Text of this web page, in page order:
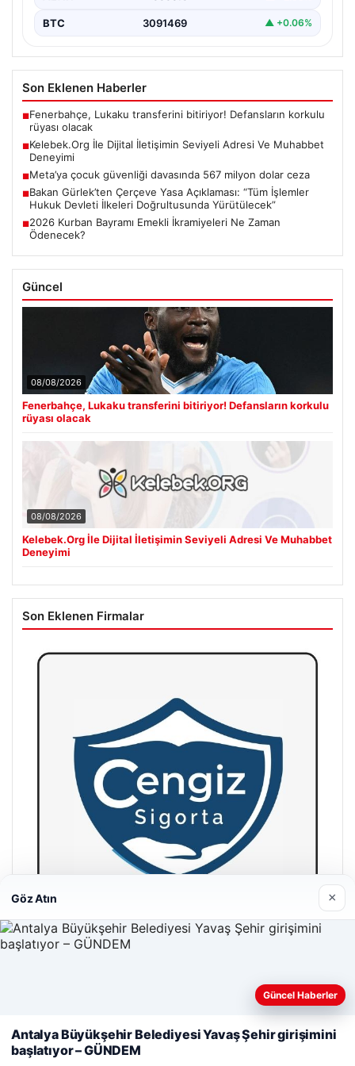
BTC 3091469 ▲ +0.06%
Son Eklenen Haberler
■Fenerbahçe, Lukaku transferini bitiriyor! Defansların korkulu
rüyası olacak
■Kelebek.Org İle Dijital İletişimin Seviyeli Adresi Ve Muhabbet
Deneyimi
■Meta’ya çocuk güvenliği davasında 567 milyon dolar ceza
■Bakan Gürlek’ten Çerçeve Yasa Açıklaması: “Tüm İşlemler
Hukuk Devleti İlkeleri Doğrultusunda Yürütülecek”
■2026 Kurban Bayramı Emekli İkramiyeleri Ne Zaman
Ödenecek?
Güncel
08/08/2026
Fenerbahçe, Lukaku transferini bitiriyor! Defansların korkulu
rüyası olacak
08/08/2026
Kelebek.Org İle Dijital İletişimin Seviyeli Adresi Ve Muhabbet
Deneyimi
Son Eklenen Firmalar
Web sitemizi nasıl kullandığınızı daha iyi anlayabilmek,
kullanıyoruz.Çerez Politikamız
Reddet
Göz Atın ×
Güncel Haberler
Antalya Büyükşehir Belediyesi Yavaş Şehir girişimini
başlatıyor – GÜNDEM